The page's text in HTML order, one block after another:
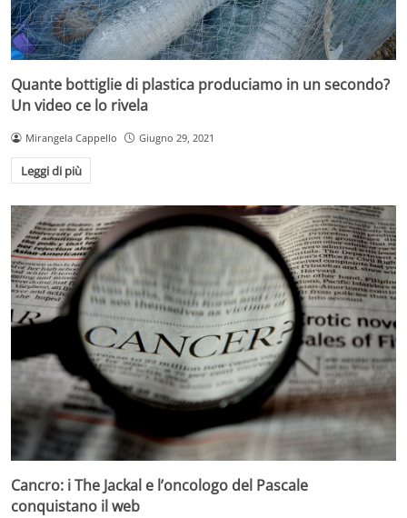
Quante bottiglie di plastica produciamo in un secondo?
Un video ce lo rivela
Mirangela Cappello Giugno 29, 2021
Leggi di più
Cancro: i The Jackal e l’oncologo del Pascale
conquistano il web